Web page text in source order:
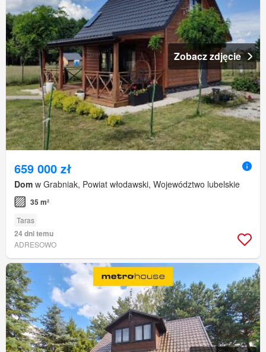
Zobacz zdjęcie
659 000 zł
Dom w Grabniak, Powiat włodawski, Województwo lubelskie
35 m²
Taras
24 dni temu
ADRESOWO